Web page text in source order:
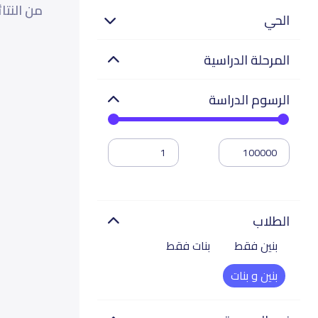
الحي
المرحلة الدراسية
الرسوم الدراسة
الطلاب
بنين فقط
بنات فقط
بنين و بنات
من